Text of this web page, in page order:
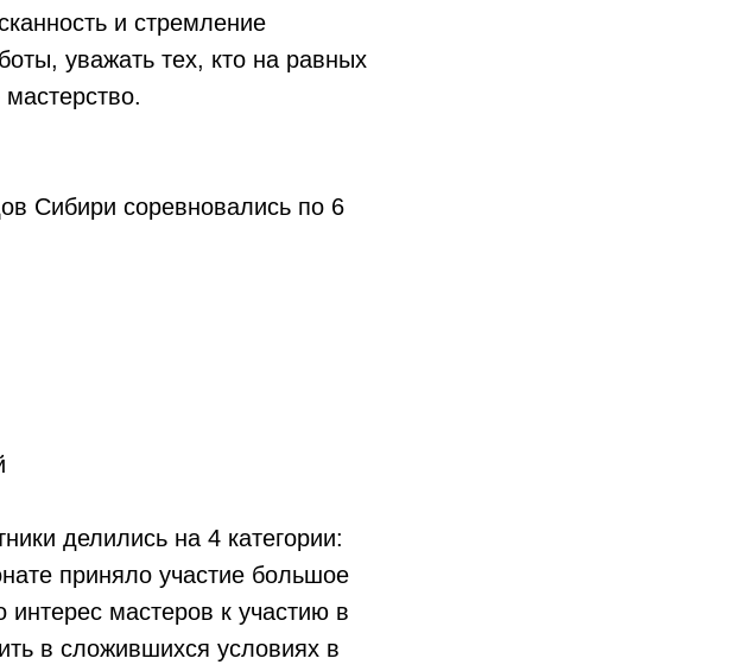
и стремление
уважать тех, кто на равных
Сибири соревновались по 6
делились на 4 категории:
приняло участие большое
мастеров к участию в
в сложившихся условиях в